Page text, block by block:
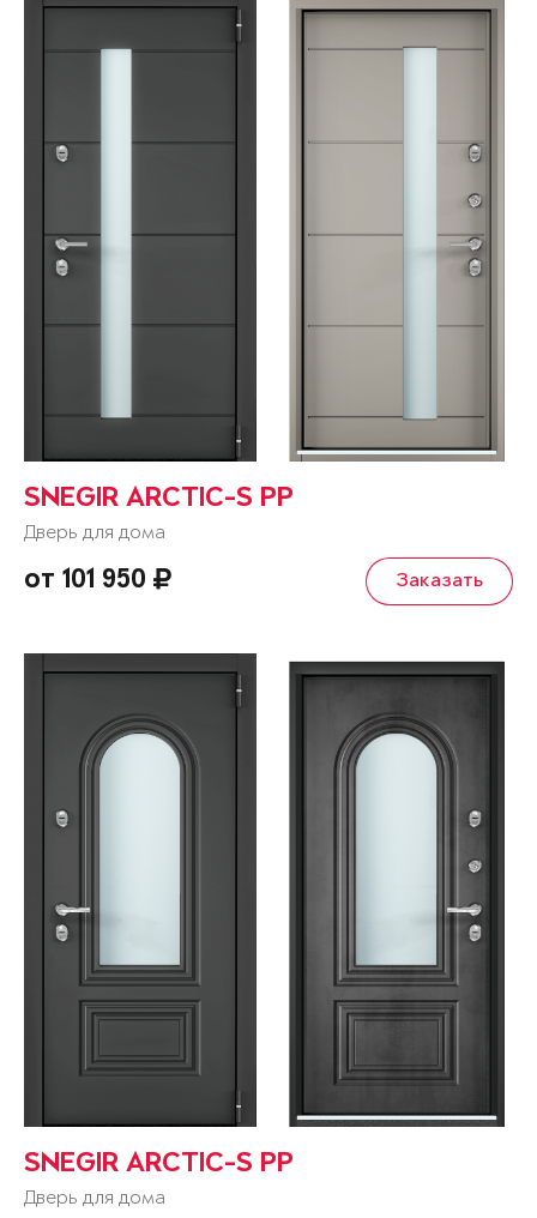
SNEGIR ARCTIC-S PP
Дверь для дома
от 101 950 Заказать
SNEGIR ARCTIC-S PP
Дверь для дома